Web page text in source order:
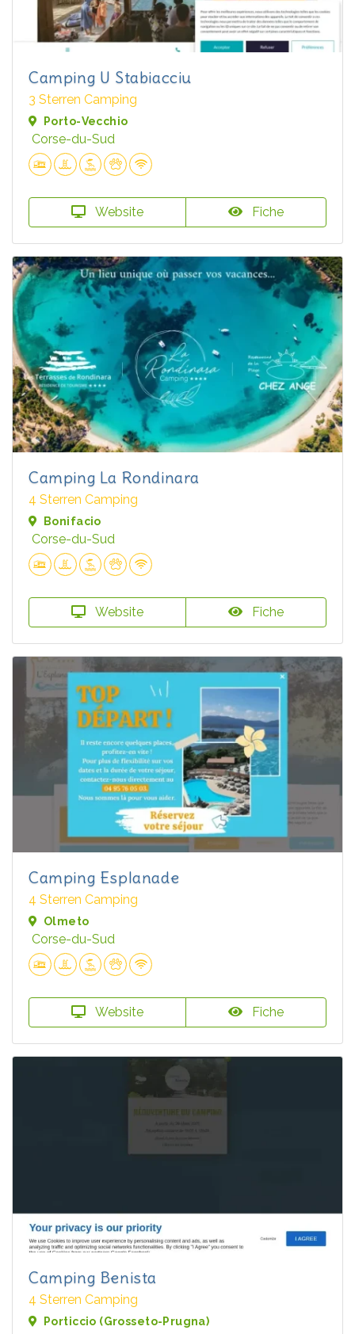
Camping U Stabiacciu
3 Sterren Camping
Porto-Vecchio
Corse-du-Sud
Website Fiche
Camping La Rondinara
4 Sterren Camping
Bonifacio
Corse-du-Sud
Website Fiche
Camping Esplanade
4 Sterren Camping
Olmeto
Corse-du-Sud
Website Fiche
Camping Benista
4 Sterren Camping
Porticcio (Grosseto-Prugna)